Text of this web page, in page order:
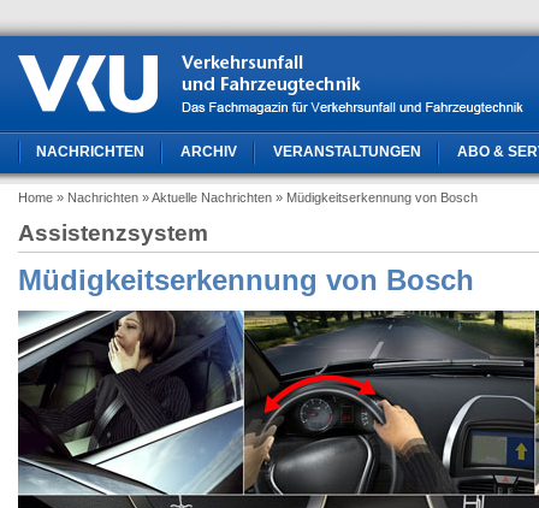
NACHRICHTEN ARCHIV VERANSTALTUNGEN ABO &
Home » Nachrichten » Aktuelle Nachrichten » Müdigkeitserkennung von Bosch
Assistenzsystem
Müdigkeitserkennung von Bosch